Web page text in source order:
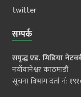
twitter
सम्पर्क
समृद्ध एड. मिडिया
नयाँवानेश्वर काठमाडौं
सूचना विभाग दर्ता नं: